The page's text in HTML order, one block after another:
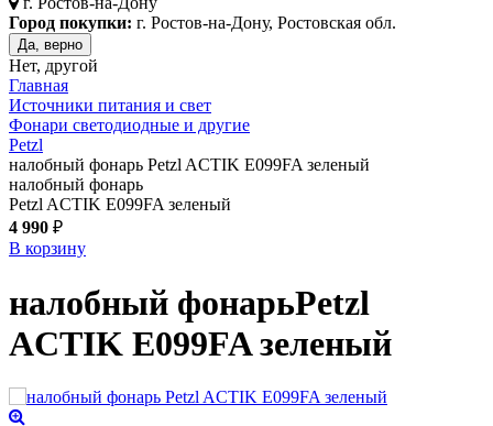
Город покупки: г. Ростов-на-Дону, Ростовская обл.
Да, верно
Нет, другой
Главная
Источники питания и свет
Фонари светодиодные и другие
Petzl
налобный фонарь Petzl ACTIK E099FA зеленый
налобный фонарь
Petzl ACTIK E099FA зеленый
4 990 ₽
В корзину
налобный фонарьPetzl
ACTIK E099FAзеленый